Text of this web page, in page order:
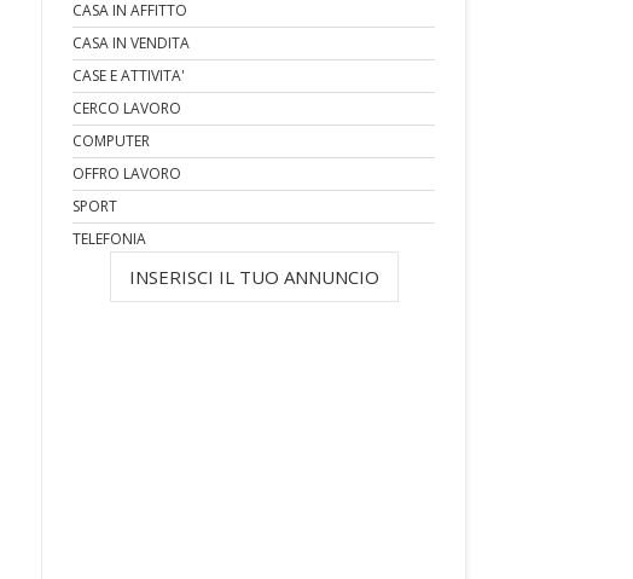
CASA IN AFFITTO
CASA IN VENDITA
CASE E ATTIVITA'
CERCO LAVORO
COMPUTER
OFFRO LAVORO
SPORT
TELEFONIA
INSERISCI IL TUO ANNUNCIO